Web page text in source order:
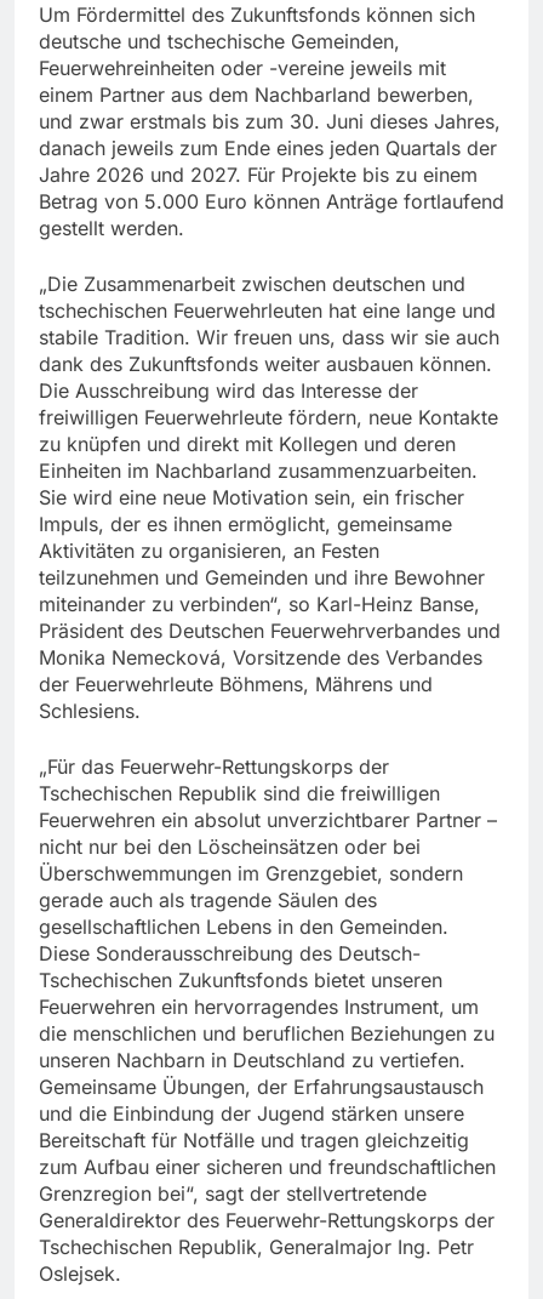
Um Fördermittel des Zukunftsfonds können sich
deutsche und tschechische Gemeinden,
Feuerwehreinheiten oder -vereine jeweils mit
einem Partner aus dem Nachbarland bewerben,
und zwar erstmals bis zum 30. Juni dieses Jahres,
danach jeweils zum Ende eines jeden Quartals der
Jahre 2026 und 2027. Für Projekte bis zu einem
Betrag von 5.000 Euro können Anträge fortlaufend
gestellt werden.
„Die Zusammenarbeit zwischen deutschen und
tschechischen Feuerwehrleuten hat eine lange und
stabile Tradition. Wir freuen uns, dass wir sie auch
dank des Zukunftsfonds weiter ausbauen können.
Die Ausschreibung wird das Interesse der
freiwilligen Feuerwehrleute fördern, neue Kontakte
zu knüpfen und direkt mit Kollegen und deren
Einheiten im Nachbarland zusammenzuarbeiten.
Sie wird eine neue Motivation sein, ein frischer
Impuls, der es ihnen ermöglicht, gemeinsame
Aktivitäten zu organisieren, an Festen
teilzunehmen und Gemeinden und ihre Bewohner
miteinander zu verbinden“, so Karl-Heinz Banse,
Präsident des Deutschen Feuerwehrverbandes und
Monika Nemecková, Vorsitzende des Verbandes
der Feuerwehrleute Böhmens, Mährens und
Schlesiens.
„Für das Feuerwehr-Rettungskorps der
Tschechischen Republik sind die freiwilligen
Feuerwehren ein absolut unverzichtbarer Partner –
nicht nur bei den Löscheinsätzen oder bei
Überschwemmungen im Grenzgebiet, sondern
gerade auch als tragende Säulen des
gesellschaftlichen Lebens in den Gemeinden.
Diese Sonderausschreibung des Deutsch-
Tschechischen Zukunftsfonds bietet unseren
Feuerwehren ein hervorragendes Instrument, um
die menschlichen und beruflichen Beziehungen zu
unseren Nachbarn in Deutschland zu vertiefen.
Gemeinsame Übungen, der Erfahrungsaustausch
und die Einbindung der Jugend stärken unsere
Bereitschaft für Notfälle und tragen gleichzeitig
zum Aufbau einer sicheren und freundschaftlichen
Grenzregion bei“, sagt der stellvertretende
Generaldirektor des Feuerwehr-Rettungskorps der
Tschechischen Republik, Generalmajor Ing. Petr
Oslejsek.